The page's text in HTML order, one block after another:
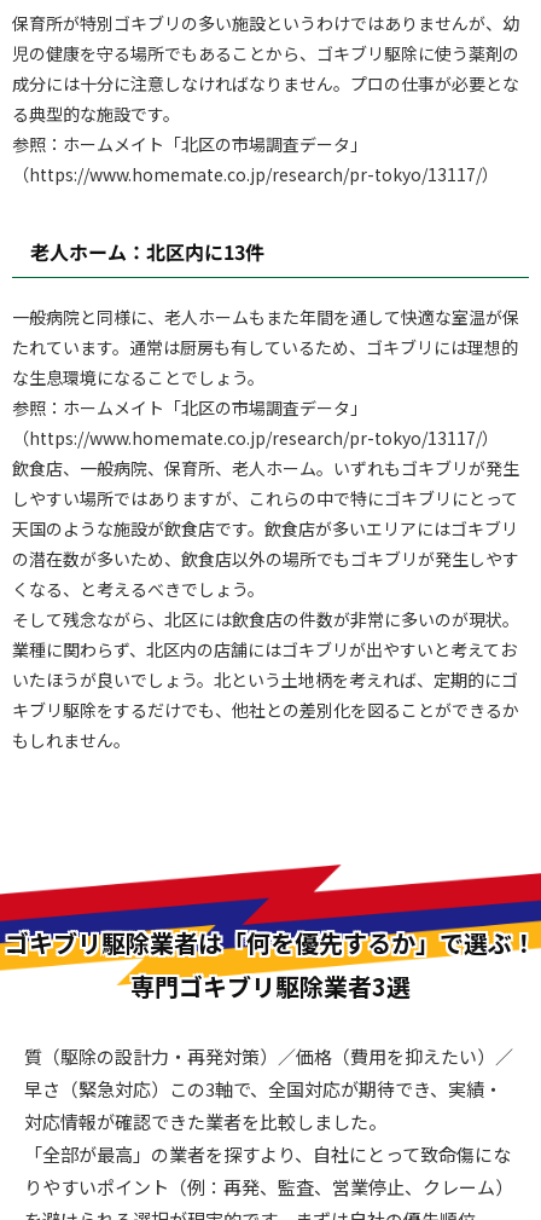
保育所が特別ゴキブリの多い施設というわけではありませんが、幼
児の健康を守る場所でもあることから、ゴキブリ駆除に使う薬剤の
成分には十分に注意しなければなりません。プロの仕事が必要とな
る典型的な施設です。
参照：ホームメイト「北区の市場調査データ」
（https://www.homemate.co.jp/research/pr-tokyo/13117/）
老人ホーム：北区内に13件
一般病院と同様に、老人ホームもまた年間を通して快適な室温が保
たれています。通常は厨房も有しているため、ゴキブリには理想的
な生息環境になることでしょう。
参照：ホームメイト「北区の市場調査データ」
（https://www.homemate.co.jp/research/pr-tokyo/13117/）
飲食店、一般病院、保育所、老人ホーム。いずれもゴキブリが発生
しやすい場所ではありますが、これらの中で特にゴキブリにとって
天国のような施設が飲食店です。飲食店が多いエリアにはゴキブリ
の潜在数が多いため、飲食店以外の場所でもゴキブリが発生しやす
くなる、と考えるべきでしょう。
そして残念ながら、北区には飲食店の件数が非常に多いのが現状。
業種に関わらず、北区内の店舗にはゴキブリが出やすいと考えてお
いたほうが良いでしょう。北という土地柄を考えれば、定期的にゴ
キブリ駆除をするだけでも、他社との差別化を図ることができるか
もしれません。
ゴキブリ駆除業者は「何を優先するか」で選ぶ！
専門ゴキブリ駆除業者3選
質（駆除の設計力・再発対策）／価格（費用を抑えたい）／
早さ（緊急対応）この3軸で、全国対応が期待でき、実績・
対応情報が確認できた業者を比較しました。
「全部が最高」の業者を探すより、自社にとって致命傷にな
りやすいポイント（例：再発、監査、営業停止、クレーム）